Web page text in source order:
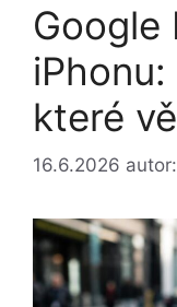
Google
které
16.6.2026 autor: